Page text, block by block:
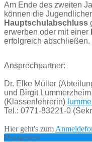
Am Ende des zweiten
können die
Hauptschulabschluss
erwerben oder mit einer
erfolgreich abschließen.
Ansprechpartner:
Dr. Elke Müller
und Birgit Lummerzheim
(Klassenlehrerin)
Tel.: 0771-83221-0
Hier geht's zum
Management